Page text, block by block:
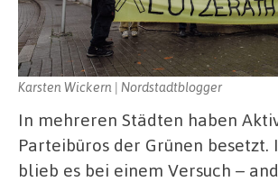
Karsten Wickern | Nordstadtblogger
In mehreren Städten haben
Parteibüros der Grünen besetzt.
blieb es bei einem Versuch –